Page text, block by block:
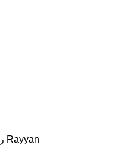
Rayyan ریان جنت کا دروازہ (روزہ داروں کے لیے)